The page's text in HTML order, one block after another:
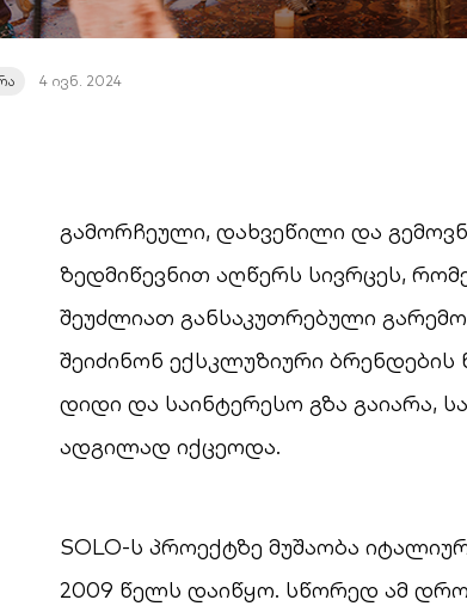
4 ივნ. 2024
გამორჩეული, დახვეწილი და
ზედმიწევნით აღწერს სივრცეს,
შეუძლიათ განსაკუთრებული
შეიძინონ ექსკლუზიური ბრენდების
დიდი და საინტერესო გზა გაიარა,
ადგილად იქცეოდა.
SOLO-ს პროექტზე მუშაობა
2009 წელს დაიწყო. სწორედ ამ